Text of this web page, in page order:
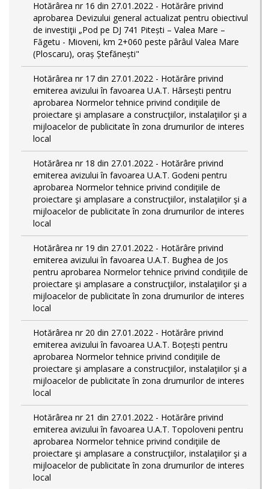
Hotărârea nr 16 din 27.01.2022 - Hotărâre privind
aprobarea Devizului general actualizat pentru obiectivul
de investiţii „Pod pe DJ 741 Pitești – Valea Mare –
Făgetu - Mioveni, km 2+060 peste pârâul Valea Mare
(Ploscaru), oraș Ștefănești"
Hotărârea nr 17 din 27.01.2022 - Hotărâre privind
emiterea avizului în favoarea U.A.T. Hârsești pentru
aprobarea Normelor tehnice privind condiţiile de
proiectare şi amplasare a construcţiilor, instalaţiilor şi a
mijloacelor de publicitate în zona drumurilor de interes
local
Hotărârea nr 18 din 27.01.2022 - Hotărâre privind
emiterea avizului în favoarea U.A.T. Godeni pentru
aprobarea Normelor tehnice privind condiţiile de
proiectare şi amplasare a construcţiilor, instalaţiilor şi a
mijloacelor de publicitate în zona drumurilor de interes
local
Hotărârea nr 19 din 27.01.2022 - Hotărâre privind
emiterea avizului în favoarea U.A.T. Bughea de Jos
pentru aprobarea Normelor tehnice privind condiţiile de
proiectare şi amplasare a construcţiilor, instalaţiilor şi a
mijloacelor de publicitate în zona drumurilor de interes
local
Hotărârea nr 20 din 27.01.2022 - Hotărâre privind
emiterea avizului în favoarea U.A.T. Boțești pentru
aprobarea Normelor tehnice privind condiţiile de
proiectare şi amplasare a construcţiilor, instalaţiilor şi a
mijloacelor de publicitate în zona drumurilor de interes
local
Hotărârea nr 21 din 27.01.2022 - Hotărâre privind
emiterea avizului în favoarea U.A.T. Topoloveni pentru
aprobarea Normelor tehnice privind condiţiile de
proiectare şi amplasare a construcţiilor, instalaţiilor şi a
mijloacelor de publicitate în zona drumurilor de interes
local